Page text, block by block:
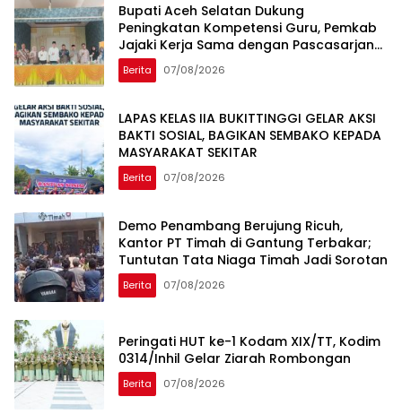
Bupati Aceh Selatan Dukung
Peningkatan Kompetensi Guru, Pemkab
Jajaki Kerja Sama dengan Pascasarjana
USK
Berita 07/08/2026
LAPAS KELAS IIA BUKITTINGGI GELAR AKSI
BAKTI SOSIAL, BAGIKAN SEMBAKO KEPADA
MASYARAKAT SEKITAR
Berita 07/08/2026
Demo Penambang Berujung Ricuh,
Kantor PT Timah di Gantung Terbakar;
Tuntutan Tata Niaga Timah Jadi Sorotan
Berita 07/08/2026
Peringati HUT ke-1 Kodam XIX/TT, Kodim
0314/Inhil Gelar Ziarah Rombongan
Berita 07/08/2026